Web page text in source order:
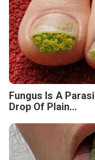
Fungus Is A
Drop Of Plain...